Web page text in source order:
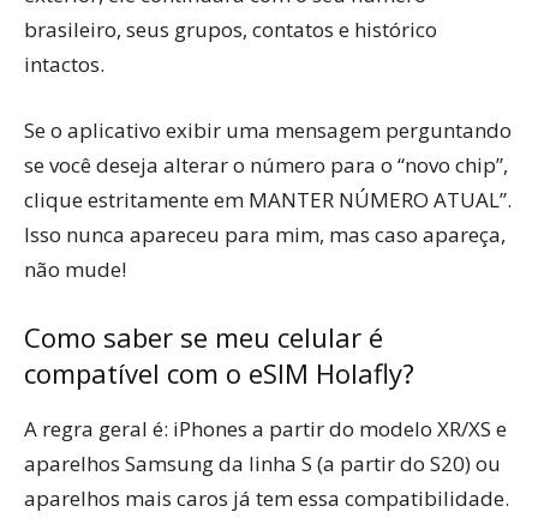
brasileiro, seus grupos, contatos e histórico
intactos.
Se o aplicativo exibir uma mensagem perguntando
se você deseja alterar o número para o “novo chip”,
clique estritamente em MANTER NÚMERO ATUAL”.
Isso nunca apareceu para mim, mas caso apareça,
não mude!
Como saber se meu celular é
compatível com o eSIM Holafly?
A regra geral é: iPhones a partir do modelo XR/XS e
aparelhos Samsung da linha S (a partir do S20) ou
aparelhos mais caros já tem essa compatibilidade.